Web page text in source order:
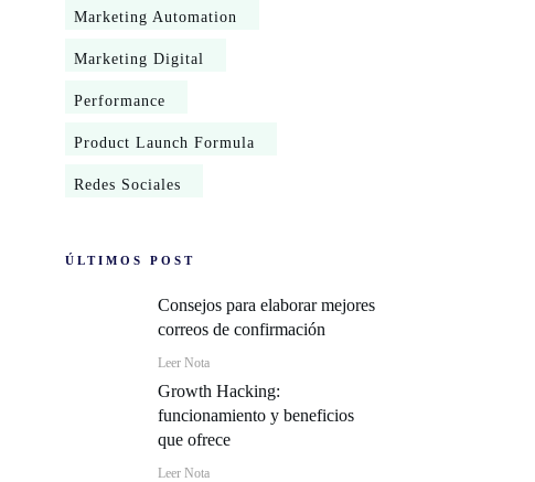
Marketing Automation
Marketing Digital
Performance
Product Launch Formula
Redes Sociales
ÚLTIMOS POST
Consejos para elaborar mejores
correos de confirmación
Leer Nota
Growth Hacking:
funcionamiento y beneficios
que ofrece
Leer Nota